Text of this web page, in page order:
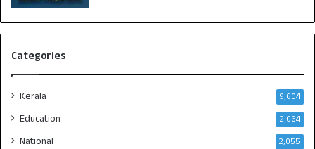
Categories
Kerala 9,604
Education 2,064
National 2,055